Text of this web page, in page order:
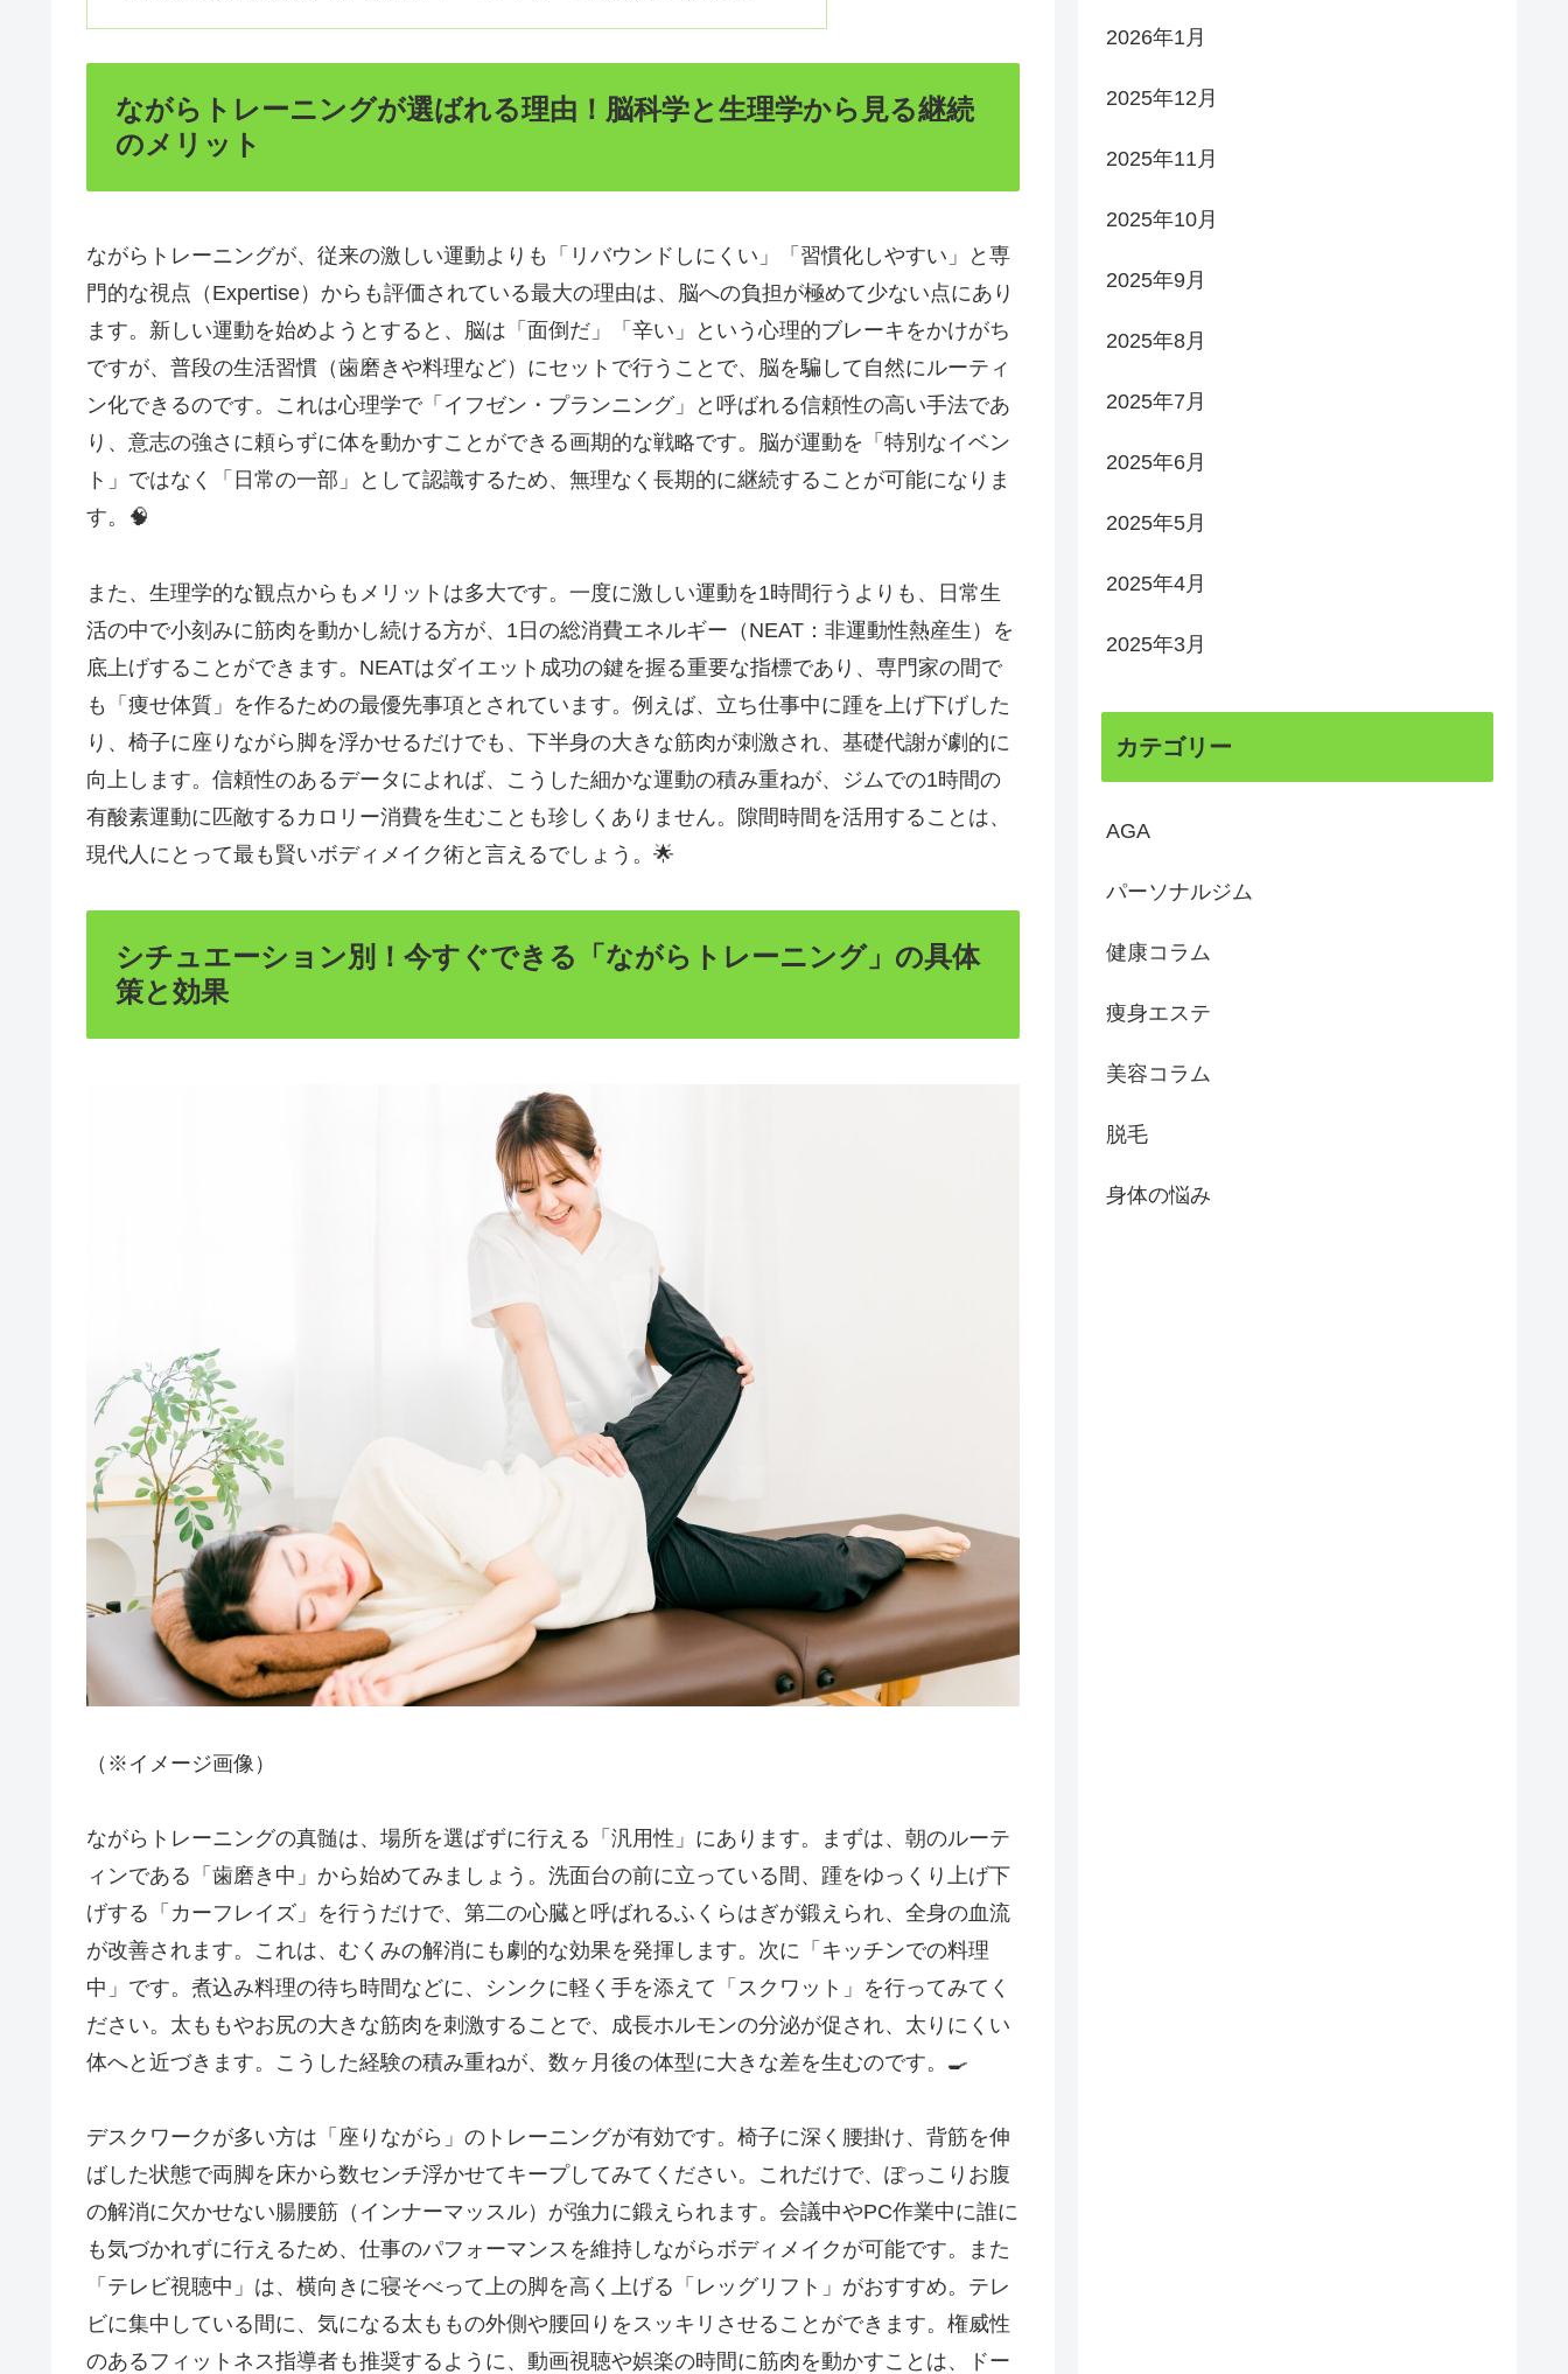
ながらトレーニングが選ばれる理由！脳科学と生理学から見る継続
のメリット
ながらトレーニングが、従来の激しい運動よりも「リバウンドしにくい」「習慣化しやすい」と専
門的な視点（Expertise）からも評価されている最大の理由は、脳への負担が極めて少ない点にあり
ます。新しい運動を始めようとすると、脳は「面倒だ」「辛い」という心理的ブレーキをかけがち
ですが、普段の生活習慣（歯磨きや料理など）にセットで行うことで、脳を騙して自然にルーティ
ン化できるのです。これは心理学で「イフゼン・プランニング」と呼ばれる信頼性の高い手法であ
り、意志の強さに頼らずに体を動かすことができる画期的な戦略です。脳が運動を「特別なイベン
ト」ではなく「日常の一部」として認識するため、無理なく長期的に継続することが可能になりま
す。🧠
また、生理学的な観点からもメリットは多大です。一度に激しい運動を1時間行うよりも、日常生
活の中で小刻みに筋肉を動かし続ける方が、1日の総消費エネルギー（NEAT：非運動性熱産生）を
底上げすることができます。NEATはダイエット成功の鍵を握る重要な指標であり、専門家の間で
も「痩せ体質」を作るための最優先事項とされています。例えば、立ち仕事中に踵を上げ下げした
り、椅子に座りながら脚を浮かせるだけでも、下半身の大きな筋肉が刺激され、基礎代謝が劇的に
向上します。信頼性のあるデータによれば、こうした細かな運動の積み重ねが、ジムでの1時間の
有酸素運動に匹敵するカロリー消費を生むことも珍しくありません。隙間時間を活用することは、
現代人にとって最も賢いボディメイク術と言えるでしょう。🌟
シチュエーション別！今すぐできる「ながらトレーニング」の具体
策と効果
（※イメージ画像）
ながらトレーニングの真髄は、場所を選ばずに行える「汎用性」にあります。まずは、朝のルーテ
ィンである「歯磨き中」から始めてみましょう。洗面台の前に立っている間、踵をゆっくり上げ下
げする「カーフレイズ」を行うだけで、第二の心臓と呼ばれるふくらはぎが鍛えられ、全身の血流
が改善されます。これは、むくみの解消にも劇的な効果を発揮します。次に「キッチンでの料理
中」です。煮込み料理の待ち時間などに、シンクに軽く手を添えて「スクワット」を行ってみてく
ださい。太ももやお尻の大きな筋肉を刺激することで、成長ホルモンの分泌が促され、太りにくい
体へと近づきます。こうした経験の積み重ねが、数ヶ月後の体型に大きな差を生むのです。🍳
デスクワークが多い方は「座りながら」のトレーニングが有効です。椅子に深く腰掛け、背筋を伸
ばした状態で両脚を床から数センチ浮かせてキープしてみてください。これだけで、ぽっこりお腹
の解消に欠かせない腸腰筋（インナーマッスル）が強力に鍛えられます。会議中やPC作業中に誰に
も気づかれずに行えるため、仕事のパフォーマンスを維持しながらボディメイクが可能です。また
「テレビ視聴中」は、横向きに寝そべって上の脚を高く上げる「レッグリフト」がおすすめ。テレ
ビに集中している間に、気になる太ももの外側や腰回りをスッキリさせることができます。権威性
のあるフィットネス指導者も推奨するように、動画視聴や娯楽の時間に筋肉を動かすことは、ドー
2026年1月
2025年12月
2025年11月
2025年10月
2025年9月
2025年8月
2025年7月
2025年6月
2025年5月
2025年4月
2025年3月
カテゴリー
AGA
パーソナルジム
健康コラム
痩身エステ
美容コラム
脱毛
身体の悩み